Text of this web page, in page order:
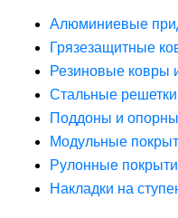
Алюминиевые
Грязезащитные
Резиновые ковры
Стальные решетки
Поддоны и
Модульные
Рулонные
Накладки на